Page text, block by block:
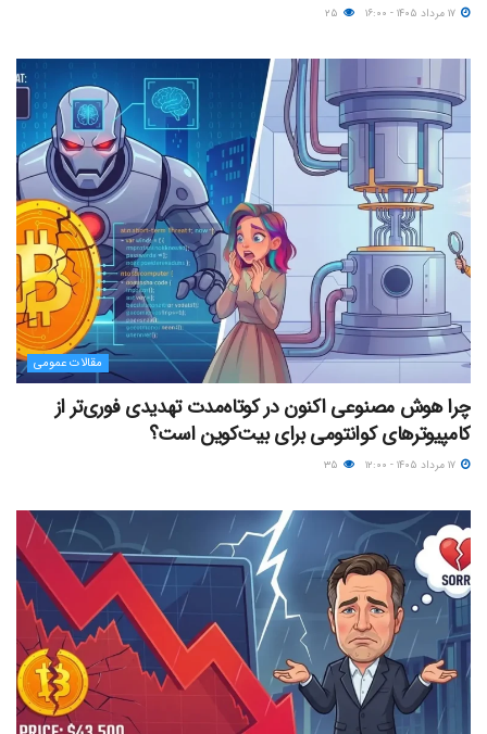
مقالات عمومی
چرا هوش مصنوعی اکنون در کوتاه‌مدت تهدیدی فوری‌تر از
کامپیوترهای کوانتومی برای بیت‌کوین است؟